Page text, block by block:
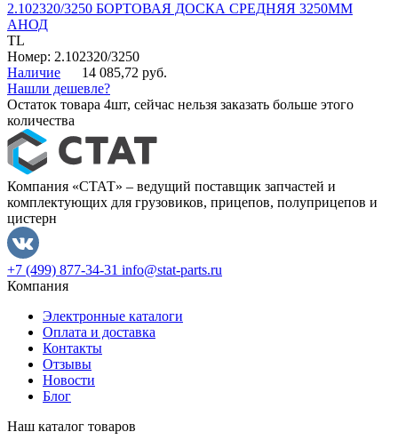
2.102320/3250 БОРТОВАЯ ДОСКА СРЕДНЯЯ 3250ММ
АНОД
TL
Номер: 2.102320/3250
Наличие
14 085,72 руб.
Нашли дешевле?
Остаток товара 4шт, сейчас нельзя заказать больше этого
количества
Компания «СТАТ» – ведущий поставщик запчастей и
комплектующих для грузовиков, прицепов, полуприцепов и
цистерн
+7 (499) 877-34-31 info@stat-parts.ru
Компания
Электронные каталоги
Оплата и доставка
Контакты
Отзывы
Новости
Блог
Наш каталог товаров